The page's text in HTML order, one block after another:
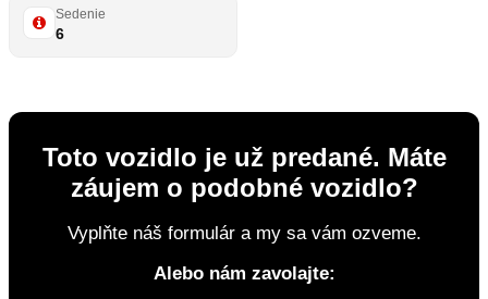
Sedenie
6
Toto vozidlo je už predané. Máte
záujem o podobné vozidlo?
Vyplňte náš formulár a my sa vám ozveme.
Alebo nám zavolajte: